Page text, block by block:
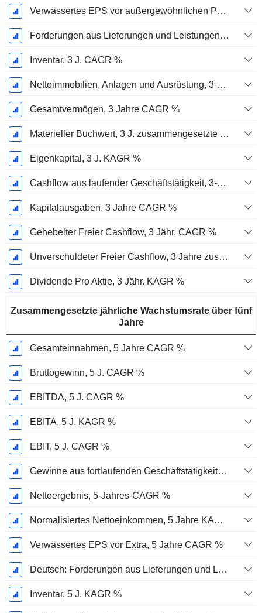
Verwässertes EPS vor außergewöhnlichen Posten, 3-Jahres-CAGR %
Forderungen aus Lieferungen und Leistungen, 3-Jahres-CAGR %
Inventar, 3 J. CAGR %
Nettoimmobilien, Anlagen und Ausrüstung, 3-Jahres-CAGR %
Gesamtvermögen, 3 Jahre CAGR %
Materieller Buchwert, 3 J. zusammengesetzte jährliche Wachstumsrate %
Eigenkapital, 3 J. KAGR %
Cashflow aus laufender Geschäftstätigkeit, 3-Jahres-CAGR %
Kapitalausgaben, 3 Jahre CAGR %
Gehebelter Freier Cashflow, 3 Jähr. CAGR %
Unverschuldeter Freier Cashflow, 3 Jahre zusammengesetzte jährliche Wachstumsrate %
Dividende Pro Aktie, 3 Jähr. KAGR %
Zusammengesetzte jährliche Wachstumsrate über fünf
Jahre
Gesamteinnahmen, 5 Jahre CAGR %
Bruttogewinn, 5 J. CAGR %
EBITDA, 5 J. CAGR %
EBITA, 5 J. KAGR %
EBIT, 5 J. CAGR %
Gewinne aus fortlaufenden Geschäftstätigkeiten, 5-Jahres-CAGR %
Nettoergebnis, 5-Jahres-CAGR %
Normalisiertes Nettoeinkommen, 5 Jahre KAGR %
Verwässertes EPS vor Extra, 5 Jahre CAGR %
Deutsch: Forderungen aus Lieferungen und Leistungen, 5-Jahres-CAGR %
Inventar, 5 J. KAGR %